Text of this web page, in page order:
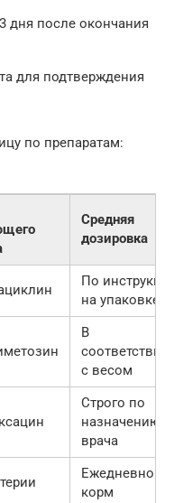
дня после окончания
для подтверждения
по препаратам:
Средняя
дозировка
По
на упаковке
В
соответствии
с весом
Строго по
назначению
врача
Ежедневно в
корм